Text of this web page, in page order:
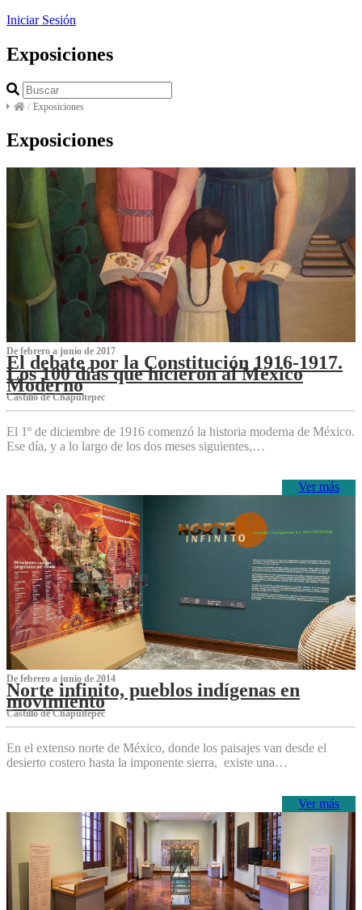
Iniciar Sesión
Exposiciones
/ Exposiciones
Exposiciones
De febrero a junio de 2017
El debate por la Constitución 1916-1917.
Los 100 días que hicieron al México
Moderno
Castillo de Chapultepec
El 1º de diciembre de 1916 comenzó la historia moderna de México.
Ese día, y a lo largo de los dos meses siguientes,…
Ver más
De febrero a junio de 2014
Norte infinito, pueblos indígenas en
movimiento
Castillo de Chapultepec
En el extenso norte de México, donde los paisajes van desde el
desierto costero hasta la imponente sierra, existe una…
Ver más